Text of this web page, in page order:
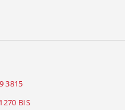
3815
BIS